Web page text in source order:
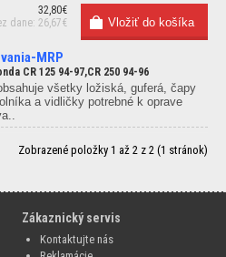
32,80€
dane: 26,67€
MRP
CR 125 94-97,CR 250 94-96
všetky ložiská, guferá, čapy
a vidličky potrebné k oprave
Zobrazené položky 1 až 2 z 2 (1 stránok)
Zákaznický servis
Kontaktujte nás